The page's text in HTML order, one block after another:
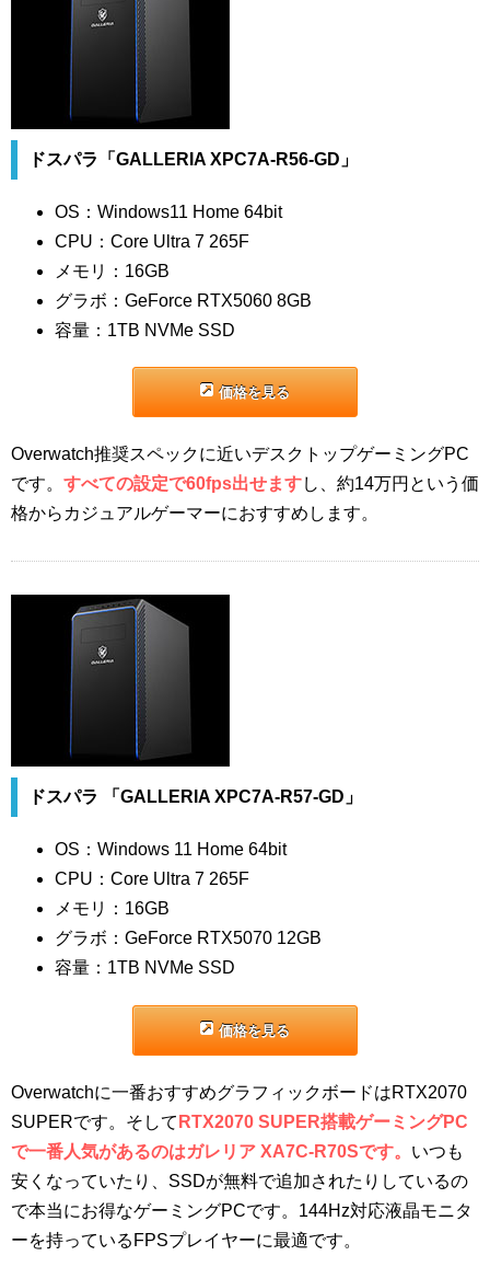
ドスパラ「GALLERIA XPC7A-R56-GD」
OS：Windows11 Home 64bit
CPU：Core Ultra 7 265F
メモリ：16GB
グラボ：GeForce RTX5060 8GB
容量：1TB NVMe SSD
価格を見る
Overwatch推奨スペックに近いデスクトップゲーミングPC
です。 すべての設定で60fps出せますし、約14万円という価
格からカジュアルゲーマーにおすすめします。
ドスパラ 「GALLERIA XPC7A-R57-GD」
OS：Windows 11 Home 64bit
CPU：Core Ultra 7 265F
メモリ：16GB
グラボ：GeForce RTX5070 12GB
容量：1TB NVMe SSD
価格を見る
Overwatchに一番おすすめグラフィックボードはRTX2070
SUPERです。そして RTX2070 SUPER搭載ゲーミングPC
で一番人気があるのはガレリア XA7C-R70Sです。 いつも
安くなっていたり、SSDが無料で追加されたりしているの
で本当にお得なゲーミングPCです。144Hz対応液晶モニタ
ーを持っているFPSプレイヤーに最適です。